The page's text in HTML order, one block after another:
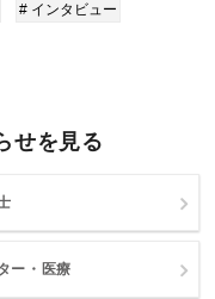
# インタビュー
せを見る
ー・医療